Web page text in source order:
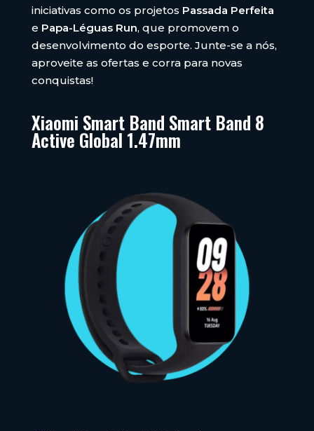
iniciativas como os projetos Passada Perfeita
e Papa-Léguas Run, que promovem o
desenvolvimento do esporte. Junte-se a nós,
aproveite as ofertas e corra para novas
conquistas!
Xiaomi Smart Band Smart Band 8
Active Global 1.47mm